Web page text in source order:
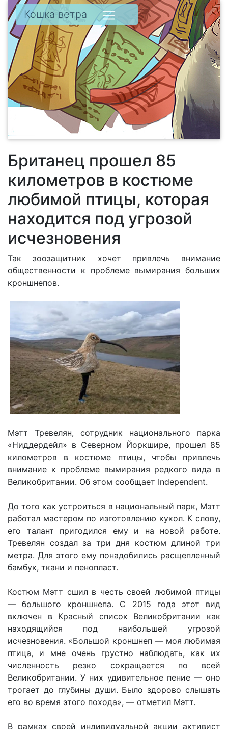
Кошка ветра
Британец прошел 85
километров в костюме
любимой птицы, которая
находится под угрозой
исчезновения
Так зоозащитник хочет привлечь внимание
общественности к проблеме вымирания больших
кроншнепов.
Мэтт Тревелян, сотрудник национального парка
«Ниддердейл» в Северном Йоркшире, прошел 85
километров в костюме птицы, чтобы привлечь
внимание к проблеме вымирания редкого вида в
Великобритании. Об этом сообщает Independent.
До того как устроиться в национальный парк, Мэтт
работал мастером по изготовлению кукол. К слову,
его талант пригодился ему и на новой работе.
Тревелян создал за три дня костюм длиной три
метра. Для этого ему понадобились расщепленный
бамбук, ткани и пенопласт.
Костюм Мэтт сшил в честь своей любимой птицы
— большого кроншнепа. С 2015 года этот вид
включен в Красный список Великобритании как
находящийся под наибольшей угрозой
исчезновения. «Большой кроншнеп — моя любимая
птица, и мне очень грустно наблюдать, как их
численность резко сокращается по всей
Великобритании. У них удивительное пение — оно
трогает до глубины души. Было здорово слышать
его во время этого похода», — отметил Мэтт.
В рамках своей индивидуальной акции активист